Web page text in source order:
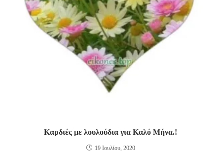
Καρδιές με λουλούδια για Καλό Μήνα.!
19 Ιουλίου, 2020